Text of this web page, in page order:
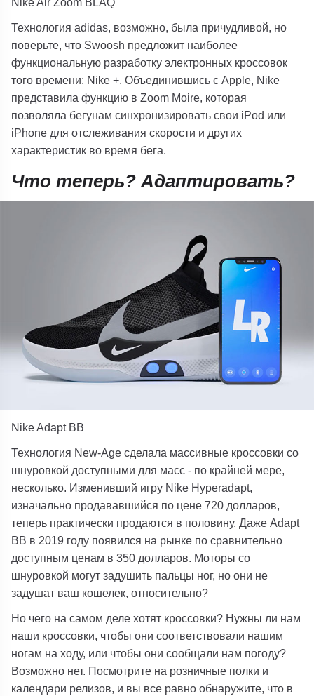
Технология adidas, возможно, была причудливой, но
поверьте, что Swoosh предложит наиболее
функциональную разработку электронных кроссовок
того времени: Nike +. Объединившись с Apple, Nike
представила функцию в Zoom Moire, которая
позволяла бегунам синхронизировать свои iPod или
iPhone для отслеживания скорости и других
характеристик во время бега.
Что теперь? Адаптировать?
Nike Adapt BB
Технология New-Age сделала массивные кроссовки со
шнуровкой доступными для масс - по крайней мере,
несколько. Изменивший игру Nike Hyperadapt,
изначально продававшийся по цене 720 долларов,
теперь практически продаются в половину. Даже Adapt
BB в 2019 году появился на рынке по сравнительно
доступным ценам в 350 долларов. Моторы со
шнуровкой могут задушить пальцы ног, но они не
задушат ваш кошелек, относительно?
Но чего на самом деле хотят кроссовки? Нужны ли нам
наши кроссовки, чтобы они соответствовали нашим
ногам на ходу, или чтобы они сообщали нам погоду?
Возможно нет. Посмотрите на розничные полки и
календари релизов, и вы все равно обнаружите, что в